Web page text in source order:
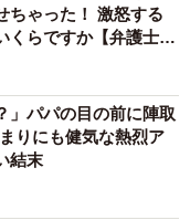
ちゃった！ 激怒する
らですか【弁護士が
」パパの目の前に陣取
りにも健気な熱烈ア
結末